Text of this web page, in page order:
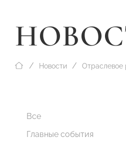
Новости Отраслевое
Все
Главные события